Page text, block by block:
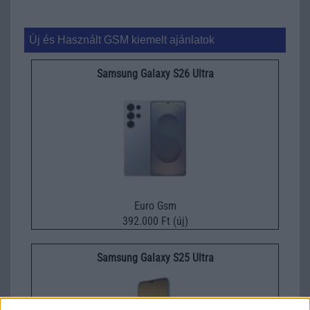
Új és Használt GSM kiemelt ajánlatok
Samsung Galaxy S26 Ultra
Euro Gsm
392.000 Ft (új)
Samsung Galaxy S25 Ultra